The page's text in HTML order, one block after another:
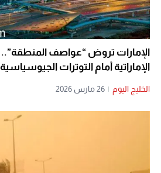
الإمارات تروض “عواصف
الإماراتية أمام التوترات الجيوسياسية في
الخليج اليوم | 26 مارس 2026